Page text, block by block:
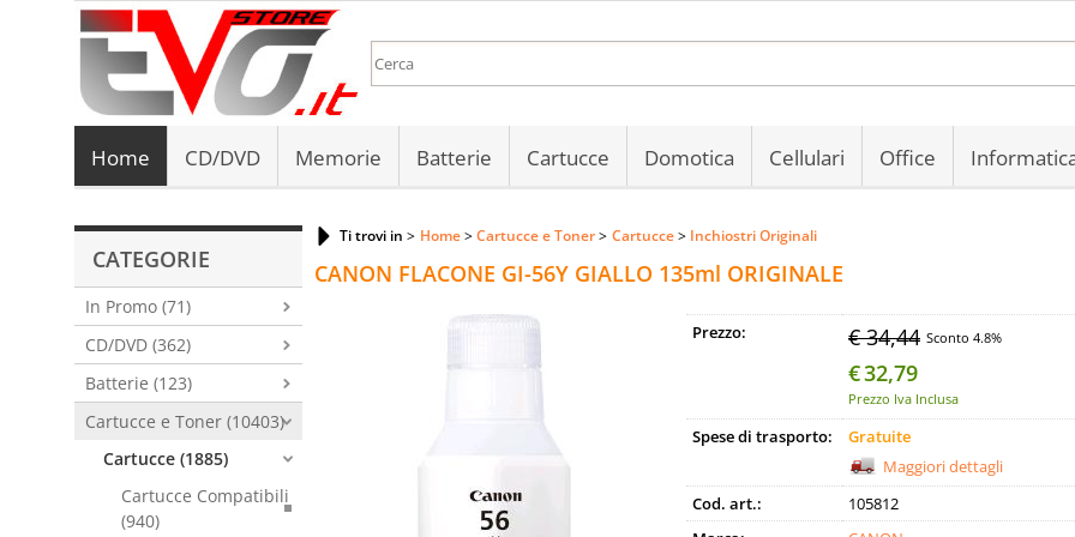
Per
Home CD/DVD Memorie Batterie Cartucce Domotica Cellulari Office
CATEGORIE
In Promo (71)
CD/DVD (362)
Batterie (123)
Cartucce e Toner (10403)
Cartucce (1885)
Cartucce Compatibili
(940)
Ti trovi in Home Cartucce e Toner Cartucce Inchiostri Originali
CANON FLACONE GI-56Y GIALLO 135ml ORIGINALE
Prezzo: € 34,44 Sconto 4.8%
€32,79
Prezzo Iva Inclusa
Spese di trasporto:
Gratuite
Maggiori dettagli
Cod. art.:
105812